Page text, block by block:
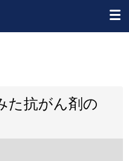
た抗がん剤の